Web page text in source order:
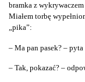
bramka z
Miałem torbę
„pika”:
– Ma pan pasek? –
– Tak, pokazać? –